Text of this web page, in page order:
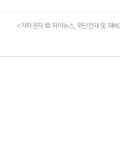
<저작권자 © 하이뉴스, 무단전재 및 재배